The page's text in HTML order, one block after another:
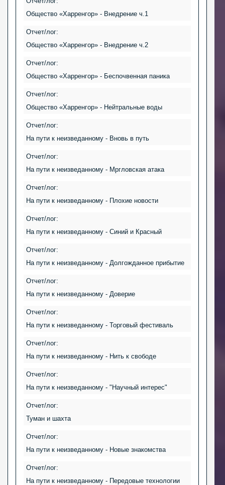
Общество «Харренгор» - Внедрение ч.1
Отчет/лог:
Общество «Харренгор» - Внедрение ч.2
Отчет/лог:
Общество «Харренгор» - Беспочвенная паника
Отчет/лог:
Общество «Харренгор» - Нейтральные воды
Отчет/лог:
На пути к неизведанному - Вновь в путь
Отчет/лог:
На пути к неизведанному - Мргловская атака
Отчет/лог:
На пути к неизведанному - Плохие новости
Отчет/лог:
На пути к неизведанному - Синий и Красный
Отчет/лог:
На пути к неизведанному - Долгожданное прибытие
Отчет/лог:
На пути к неизведанному - Доверие
Отчет/лог:
На пути к неизведанному - Торговый фестиваль
Отчет/лог:
На пути к неизведанному - Нить к свободе
Отчет/лог:
На пути к неизведанному - "Научный интерес"
Отчет/лог:
Туман и шахта
Отчет/лог:
На пути к неизведанному - Новые знакомства
Отчет/лог:
На пути к неизведанному - Передовые технологии